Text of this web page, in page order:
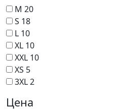
M 20
S 18
L 10
XL 10
XXL 10
XS 5
3XL2
Цена